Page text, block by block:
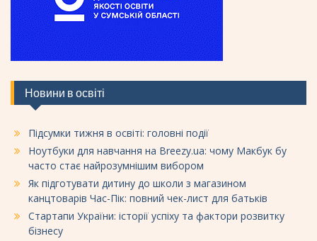
Новини в освіті
Підсумки тижня в освіті: головні події
Ноутбуки для навчання на Breezy.ua: чому Макбук бу
часто стає найрозумнішим вибором
Як підготувати дитину до школи з магазином
канцтоварів Час-Пік: повний чек-лист для батьків
Стартапи України: історії успіху та фактори розвитку
бізнесу